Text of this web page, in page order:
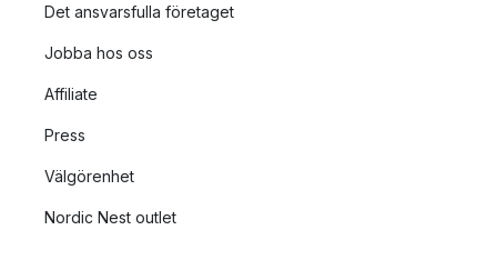
Det ansvarsfulla företaget
Jobba hos oss
Affiliate
Press
Välgörenhet
Nordic Nest outlet